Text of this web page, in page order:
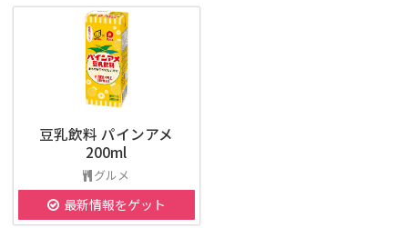
豆乳飲料 パインアメ
200ml
グルメ
最新情報をゲット